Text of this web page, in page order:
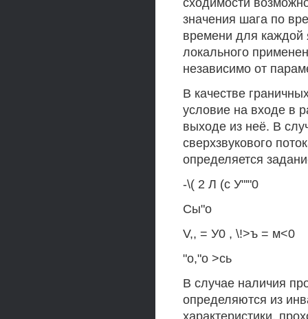
сходимости
значения шага по
времени для каждой
локального
независимо от
В качестве
условие на входе в
выходе из неё. В
сверхзвукового
определяется
-\( 2 Л (с У"'"0
Сы"о
V,, = У0 , \!>ъ = м<0
"о,"о >сь
В случае наличия
определяются из
характеристики,